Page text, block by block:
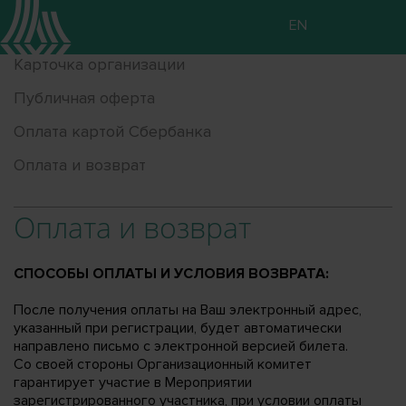
EN
Карточка организации
Публичная оферта
Оплата картой Сбербанка
Оплата и возврат
Оплата и возврат
СПОСОБЫ ОПЛАТЫ И УСЛОВИЯ ВОЗВРАТА:
После получения оплаты на Ваш электронный адрес,
указанный при регистрации, будет автоматически
направлено письмо c электронной версией билета.
Со своей стороны Организационный комитет
гарантирует участие в Мероприятии
зарегистрированного участника, при условии оплаты